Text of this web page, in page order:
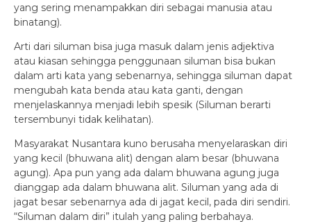
yang sering menampakkan diri sebagai manusia atau
binatang).
Arti dari siluman bisa juga masuk dalam jenis adjektiva
atau kiasan sehingga penggunaan siluman bisa bukan
dalam arti kata yang sebenarnya, sehingga siluman dapat
mengubah kata benda atau kata ganti, dengan
menjelaskannya menjadi lebih spesik (Siluman berarti
tersembunyi tidak kelihatan).
Masyarakat Nusantara kuno berusaha menyelaraskan diri
yang kecil (bhuwana alit) dengan alam besar (bhuwana
agung). Apa pun yang ada dalam bhuwana agung juga
dianggap ada dalam bhuwana alit. Siluman yang ada di
jagat besar sebenarnya ada di jagat kecil, pada diri sendiri.
“Siluman dalam diri” itulah yang paling berbahaya.